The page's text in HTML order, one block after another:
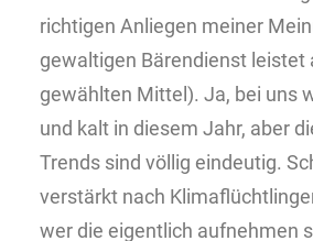
richtigen Anliegen meiner
gewaltigen Bärendienst leistet
gewählten Mittel). Ja, bei uns
und kalt in diesem Jahr, aber
Trends sind völlig eindeutig.
verstärkt nach
wer die eigentlich aufnehmen